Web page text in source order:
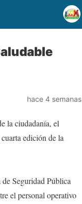
hace 4 semanas
la ciudadanía, el
edición de la
Seguridad Pública
el personal operativo